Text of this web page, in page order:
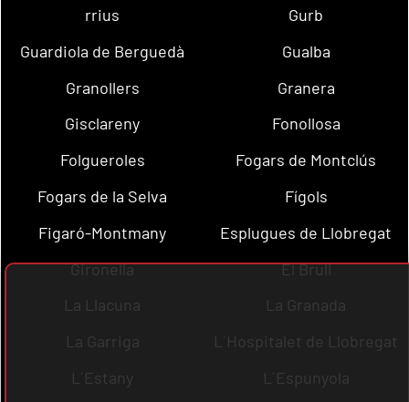
rrius
Gurb
Guardiola de Berguedà
Gualba
Granollers
Granera
Gisclareny
Fonollosa
Folgueroles
Fogars de Montclús
Fogars de la Selva
Fígols
Figaró-Montmany
Esplugues de Llobregat
Gironella
El Brull
La Llacuna
La Granada
La Garriga
L´Hospitalet de Llobregat
L´Estany
L´Espunyola